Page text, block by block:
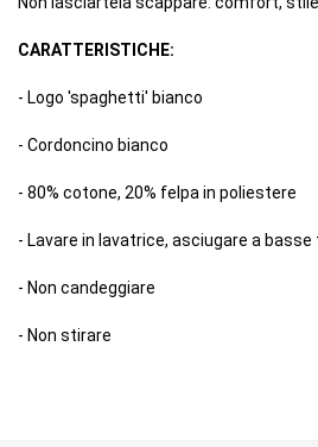
CARATTERISTICHE:
- Logo 'spaghetti' bianco
- Cordoncino bianco
- 80% cotone, 20% felpa in poliestere
- Lavare in lavatrice, asciugare a
- Non candeggiare
- Non stirare